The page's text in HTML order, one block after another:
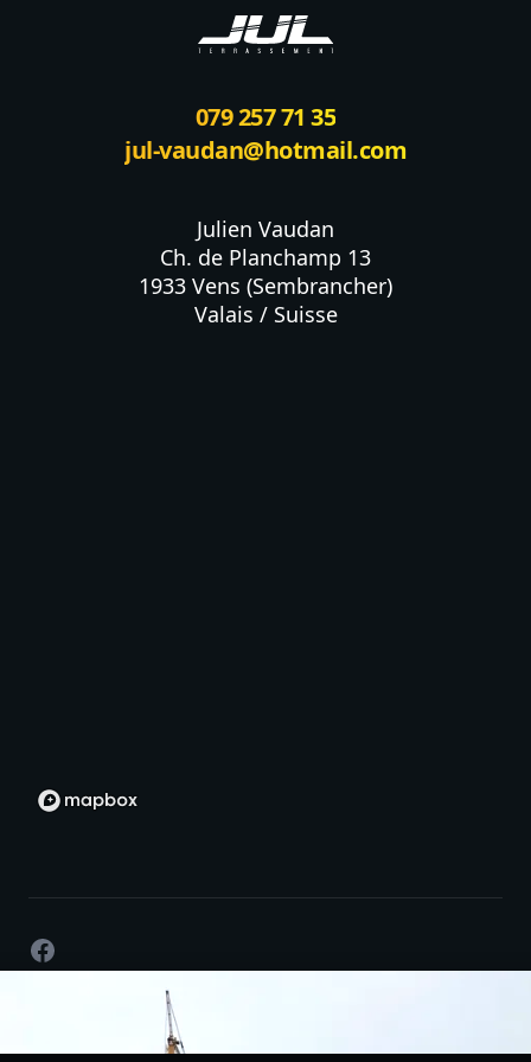
079 257 71 35
jul-vaudan@hotmail.com
Julien Vaudan
Ch. de Planchamp 13
1933 Vens (Sembrancher)
Valais / Suisse
Facebook
- Développement par passion -